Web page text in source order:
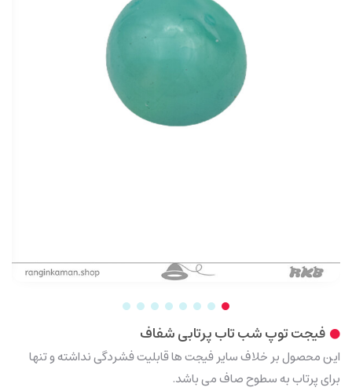
فیجت توپ شب تاب پرتابی شفاف
این محصول بر خلاف سایر فیجت ها قابلیت فشردگی نداشته و تنها
برای پرتاب به سطوح صاف می باشد.